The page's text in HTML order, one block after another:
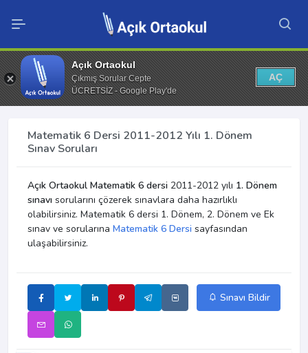
Açık Ortaokul
Çıkmış Sorular Cepte
ÜCRETSİZ - Google Play'de
AÇ
Matematik 6 Dersi 2011-2012 Yılı 1. Dönem
Sınav Soruları
Açık Ortaokul Matematik 6 dersi 2011-2012 yılı 1. Dönem
sınavı sorularını çözerek sınavlara daha hazırlıklı
olabilirsiniz. Matematik 6 dersi 1. Dönem, 2. Dönem ve Ek
sınav ve sorularına Matematik 6 Dersi sayfasından
ulaşabilirsiniz.
Sınavı Bildir